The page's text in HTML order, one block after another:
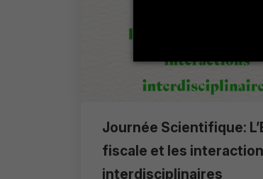
Journée Scientifique:
fiscale et les
interdisciplinaires